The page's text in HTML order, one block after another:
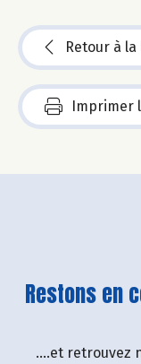
Retour à la
Imprimer
Restons en
....et retrouvez